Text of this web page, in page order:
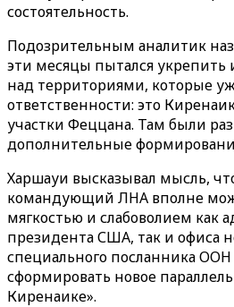
состоятельность.
Подозрительным аналитик
эти месяцы пытался укрепить
над территориями, которые
ответственности: это
участки Феццана. Там были
дополнительные
Харшауи высказывал мысль,
командующий ЛНА вполне
мягкостью и слабоволием как
президента США, так и офиса
специального посланника ООН
сформировать новое
Киренаике».